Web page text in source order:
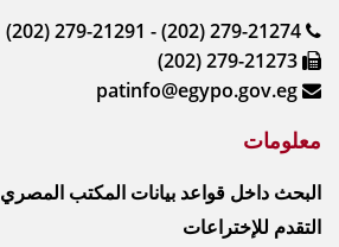
(202) 279-21291 - (202) 279-21274
(202) 279-21273
patinfo@egypo.gov.eg
معلومات
البحث داخل قواعد بيانات المكتب المصري
التقدم للإختراعات